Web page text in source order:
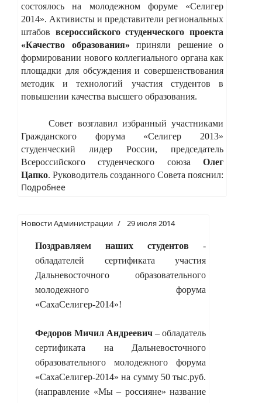
состоялось на молодежном форуме «Селигер
2014». Активисты и представители региональных
штабов всероссийского студенческого проекта
«Качество образования» приняли решение о
формировании нового коллегиального органа как
площадки для обсуждения и совершенствования
методик и технологий участия студентов в
повышении качества высшего образования.
Совет возглавил избранный участниками
Гражданского форума «Селигер 2013»
студенческий лидер России, председатель
Всероссийского студенческого союза Олег
Цапко. Руководитель созданного Совета пояснил:
Подробнее
Новости Администрации 29 июля 2014
Поздравляем наших студентов -
обладателей сертификата участия
Дальневосточного образовательного
молодежного форума
«СахаСелигер-2014»!
Федоров Мичил Андреевич – обладатель
сертификата на Дальневосточного
образовательного молодежного форума
«СахаСелигер-2014» на сумму 50 тыс.руб.
(направление «Мы – россияне» название